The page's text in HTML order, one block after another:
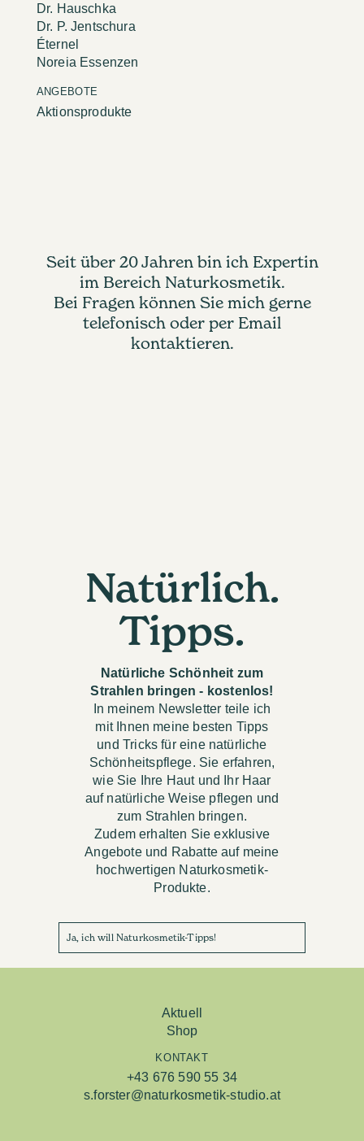
Dr. Hauschka
Dr. P. Jentschura
Éternel
Noreia Essenzen
ANGEBOTE
Aktionsprodukte
Seit über 20 Jahren bin ich Expertin
im Bereich Naturkosmetik.
Bei Fragen können Sie mich gerne
telefonisch oder per Email
kontaktieren.
Natürlich.
Tipps.
Natürliche Schönheit zum
Strahlen bringen - kostenlos!
In meinem Newsletter teile ich
mit Ihnen meine besten Tipps
und Tricks für eine natürliche
Schönheitspflege. Sie erfahren,
wie Sie Ihre Haut und Ihr Haar
auf natürliche Weise pflegen und
zum Strahlen bringen.
Zudem erhalten Sie exklusive
Angebote und Rabatte auf meine
hochwertigen Naturkosmetik-
Produkte.
Ja, ich will Naturkosmetik-Tipps!
Aktuell
Shop
KONTAKT
+43 676 590 55 34
s.forster@naturkosmetik-studio.at